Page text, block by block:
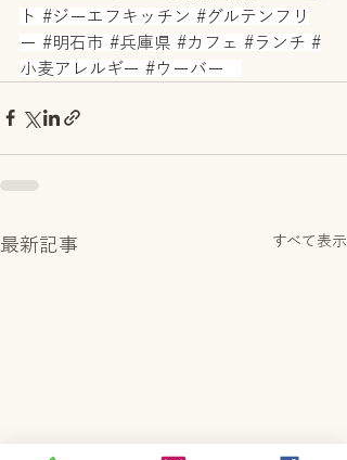
ト #ジーエフキッチン #グルテンフリ
ー #明石市 #兵庫県 #カフェ #ランチ #
小麦アレルギー #ウーバー
最新記事 すべて表示